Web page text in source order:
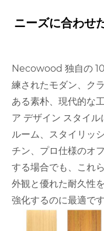
ニーズに合わせ
Necowood 独自の
練されたモダン、ク
ある素朴、現代的な
ア デザイン スタイ
ルーム、スタイリッ
チン、プロ仕様のオ
する場合でも、これ
外観と優れた耐久性
強化するのに最適です